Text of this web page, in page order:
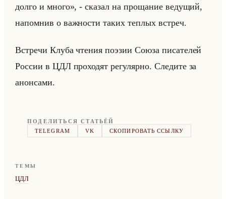
долго и много», - ска­зал на про­ща­ние ве­ду­щий,
на­пом­нив о важ­но­сти таких теп­лых встреч.
Встре­чи Клуба чте­ния по­эзии Союза пи­са­те­лей
Рос­сии в ЦДЛ про­хо­дят ре­гу­ляр­но. Сле­ди­те за
анон­са­ми.
ПОДЕЛИТЬСЯ СТАТЬЁЙ
TELEGRAM
VK СКОПИРОВАТЬ ССЫЛКУ
ТЕМЫ
ЦДЛ